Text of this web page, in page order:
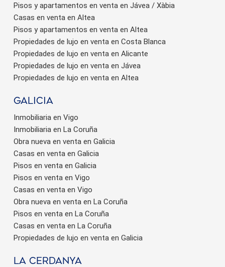
Pisos y apartamentos en venta en Jávea / Xàbia
Casas en venta en Altea
Pisos y apartamentos en venta en Altea
Propiedades de lujo en venta en Costa Blanca
Propiedades de lujo en venta en Alicante
Propiedades de lujo en venta en Jávea
Propiedades de lujo en venta en Altea
Galicia
Inmobiliaria en Vigo
Inmobiliaria en La Coruña
Obra nueva en venta en Galicia
Casas en venta en Galicia
Pisos en venta en Galicia
Pisos en venta en Vigo
Casas en venta en Vigo
Obra nueva en venta en La Coruña
Pisos en venta en La Coruña
Casas en venta en La Coruña
Propiedades de lujo en venta en Galicia
La Cerdanya